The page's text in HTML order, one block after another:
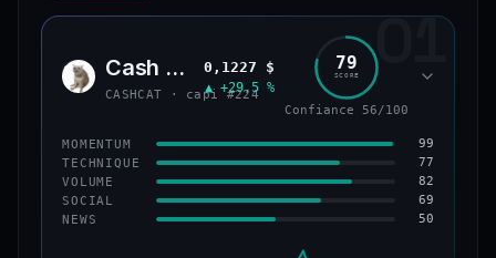
01
CASH Cash Cat
CASHCAT · capi #224
0,1227 $
▲ +29,5 %
79
SCORE
Confiance 56/100
MOMENTUM 99
TECHNIQUE 77
VOLUME 82
SOCIAL 69
NEWS 50